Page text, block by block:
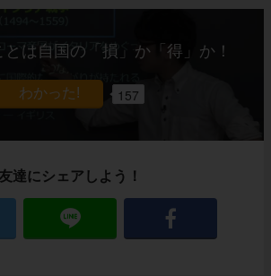
とは自国の「損」か「得」か！
157
友達にシェアしよう！